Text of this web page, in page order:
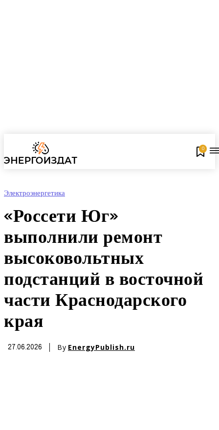
0
Электроэнергетика
«Россети Юг»
выполнили ремонт
высоковольтных
подстанций в восточной
части Краснодарского
края
27.06.2026 By EnergyPublish.ru